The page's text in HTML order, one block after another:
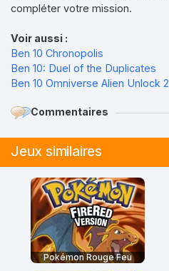
compléter votre mission.
Voir aussi :
Ben 10 Chronopolis
Ben 10: Duel of the Duplicates
Ben 10 Omniverse Alien Unlock 2
Commentaires
Jeux similaires
Pokémon Rouge Feu